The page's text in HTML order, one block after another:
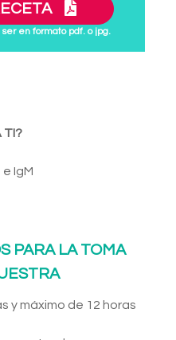
en formato pdf. o jpg.
TI?
IgM
PARA LA TOMA
y máximo de 12 horas